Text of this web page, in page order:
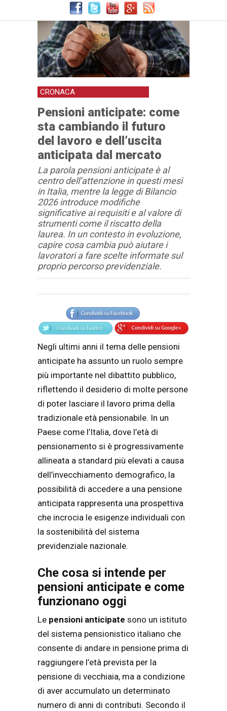
CRONACA
Pensioni anticipate: come
sta cambiando il futuro
del lavoro e dell’uscita
anticipata dal mercato
La parola pensioni anticipate è al
centro dell’attenzione in questi mesi
in Italia, mentre la legge di Bilancio
2026 introduce modifiche
significative ai requisiti e al valore di
strumenti come il riscatto della
laurea. In un contesto in evoluzione,
capire cosa cambia può aiutare i
lavoratori a fare scelte informate sul
proprio percorso previdenziale.
Articolo
Testo articolo principale
Negli ultimi anni il tema delle pensioni
anticipate ha assunto un ruolo sempre
più importante nel dibattito pubblico,
riflettendo il desiderio di molte persone
di poter lasciare il lavoro prima della
tradizionale età pensionabile. In un
Paese come l’Italia, dove l’età di
pensionamento si è progressivamente
allineata a standard più elevati a causa
dell’invecchiamento demografico, la
possibilità di accedere a una pensione
anticipata rappresenta una prospettiva
che incrocia le esigenze individuali con
la sostenibilità del sistema
previdenziale nazionale.
Che cosa si intende per
pensioni anticipate e come
funzionano oggi
Le pensioni anticipate sono un istituto
del sistema pensionistico italiano che
consente di andare in pensione prima di
raggiungere l’età prevista per la
pensione di vecchiaia, ma a condizione
di aver accumulato un determinato
numero di anni di contributi. Secondo il